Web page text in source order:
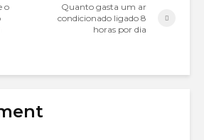
o
Quanto gasta um ar
condicionado ligado 8
horas por dia